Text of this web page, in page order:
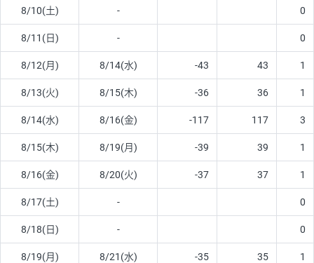
8/10(土) - 0
8/11(日) - 0
8/12(月) 8/14(水) -43 43 1
8/13(火) 8/15(木) -36 36 1
8/14(水) 8/16(金) -117 117 3
8/15(木) 8/19(月) -39 39 1
8/16(金) 8/20(火) -37 37 1
8/17(土) - 0
8/18(日) - 0
8/19(月) 8/21(水) -35 35 1